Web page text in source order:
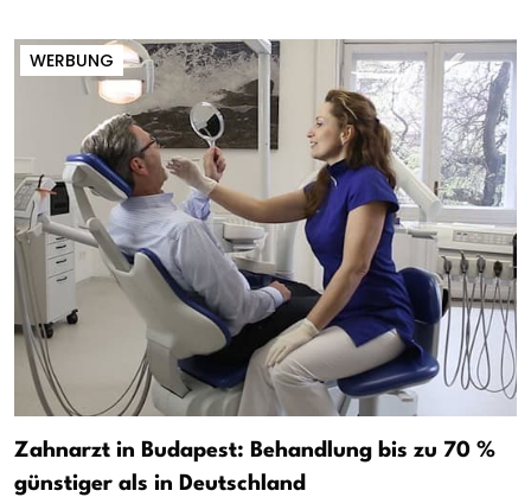
WERBUNG
Zahnarzt in Budapest: Behandlung bis zu 70 %
günstiger als in Deutschland